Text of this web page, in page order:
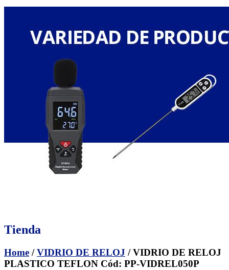
Tienda
Home /VIDRIO DE RELOJ / VIDRIO DE RELOJ
PLASTICO TEFLON Cód: PP-VIDREL050P